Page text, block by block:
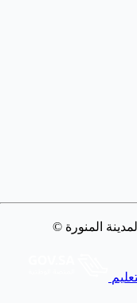
المنورة ©